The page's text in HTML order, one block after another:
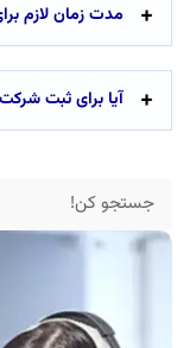
مدت زمان لازم
آیا برای ثبت